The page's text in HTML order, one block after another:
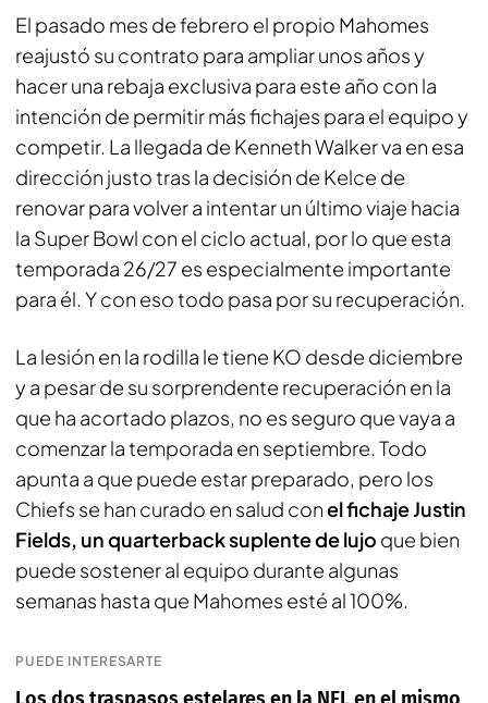
El pasado mes de febrero el propio Mahomes
reajustó su contrato para ampliar unos años y
hacer una rebaja exclusiva para este año con la
intención de permitir más fichajes para el equipo y
competir. La llegada de Kenneth Walker va en esa
dirección justo tras la decisión de Kelce de
renovar para volver a intentar un último viaje hacia
la Super Bowl con el ciclo actual, por lo que esta
temporada 26/27 es especialmente importante
para él. Y con eso todo pasa por su recuperación.
La lesión en la rodilla le tiene KO desde diciembre
y a pesar de su sorprendente recuperación en la
que ha acortado plazos, no es seguro que vaya a
comenzar la temporada en septiembre. Todo
apunta a que puede estar preparado, pero los
Chiefs se han curado en salud conel fichaje Justin
Fields, un quarterback suplente de lujo que bien
puede sostener al equipo durante algunas
semanas hasta que Mahomes esté al 100%.
PUEDE INTERESARTE